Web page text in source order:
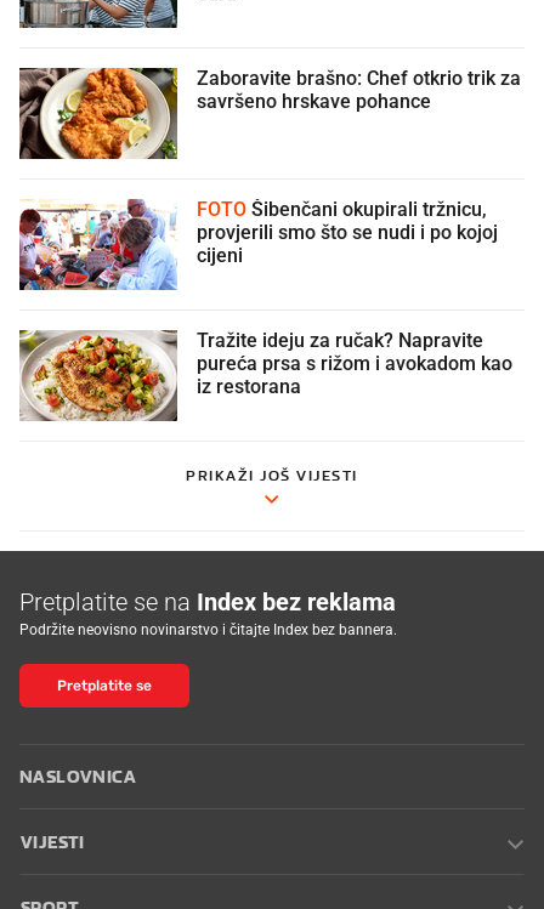
Zaboravite brašno: Chef otkrio trik za
savršeno hrskave pohance
FOTO
provjerili smo što se nudi i po kojoj
cijeni
Tražite ideju za ručak? Napravite
pureća prsa s rižom i avokadom kao
iz restorana
PRIKAŽI JOŠ VIJESTI
Pretplatite se na Index bez reklama
Podržite neovisno novinarstvo i čitajte Index bez bannera.
Pretplatite se
NASLOVNICA
VIJESTI